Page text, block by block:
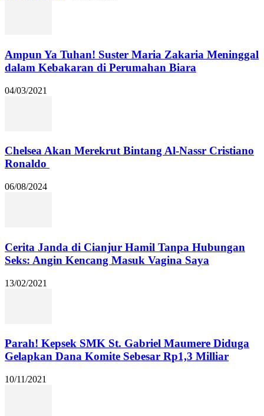
Ampun Ya Tuhan! Suster Maria Zakaria Meninggal
dalam Kebakaran di Perumahan Biara
04/03/2021
Chelsea Akan Merekrut Bintang Al-Nassr Cristiano
Ronaldo
06/08/2024
Cerita Janda di Cianjur Hamil Tanpa Hubungan
Seks: Angin Kencang Masuk Vagina Saya
13/02/2021
Parah! Kepsek SMK St. Gabriel Maumere Diduga
Gelapkan Dana Komite Sebesar Rp1,3 Milliar
10/11/2021